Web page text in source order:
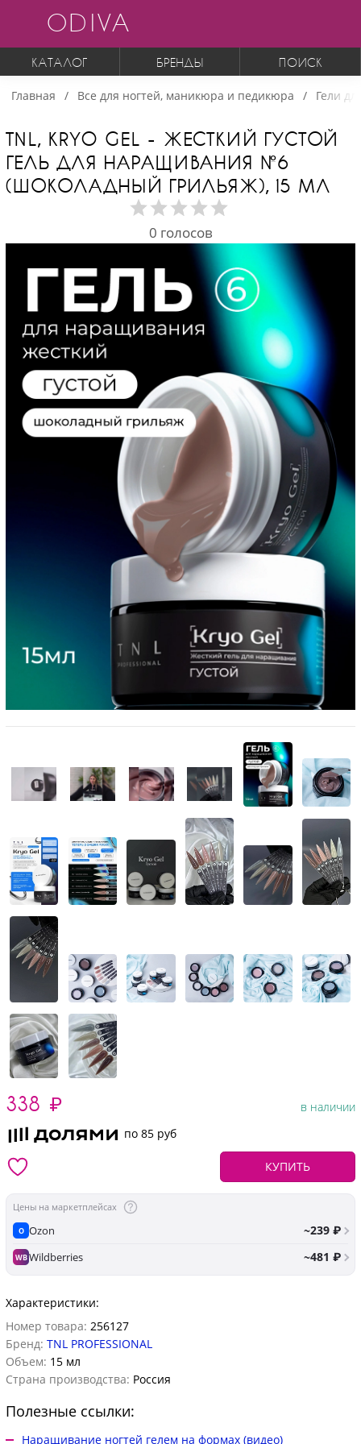
ODIVA
КАТАЛОГ БРЕНДЫ ПОИСК
Главная Все для ногтей, маникюра и педикюра Гели
TNL, KRYO GEL - ЖЕСТКИЙ ГУСТОЙ
ГЕЛЬ ДЛЯ НАРАЩИВАНИЯ №6
(ШОКОЛАДНЫЙ ГРИЛЬЯЖ), 15 МЛ
0 голосов
338 ₽
в наличии
по 85 руб
КУПИТЬ
Цены на маркетплейсах
O Ozon ~239 ₽
WBWildberries ~481 ₽
Характеристики:
Номер товара: 256127
Бренд: TNL PROFESSIONAL
Объем: 15 мл
Страна производства: Россия
Полезные ссылки:
Наращивание ногтей гелем на формах (видео)